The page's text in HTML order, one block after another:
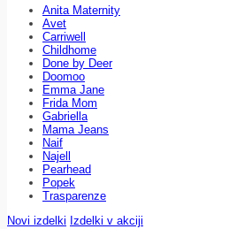
Anita Maternity
Avet
Carriwell
Childhome
Done by Deer
Doomoo
Emma Jane
Frida Mom
Gabriella
Mama Jeans
Naif
Najell
Pearhead
Popek
Trasparenze
Novi izdelki Izdelki v akciji